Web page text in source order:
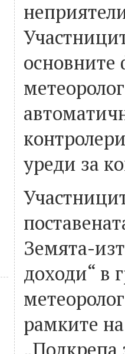
уреди за
Земята-
доходи“ в
рамките